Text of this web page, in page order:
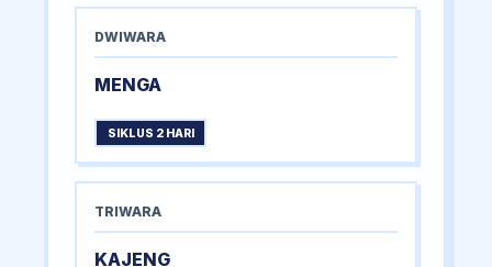
DWIWARA
MENGA
SIKLUS 2 HARI
TRIWARA
KAJENG